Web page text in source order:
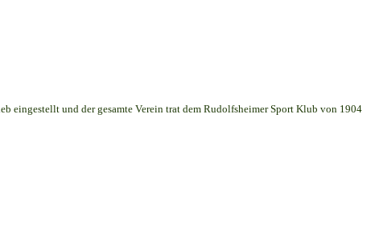
eingestellt und der gesamte Verein trat dem Rudolfsheimer Sport Klub von 1904